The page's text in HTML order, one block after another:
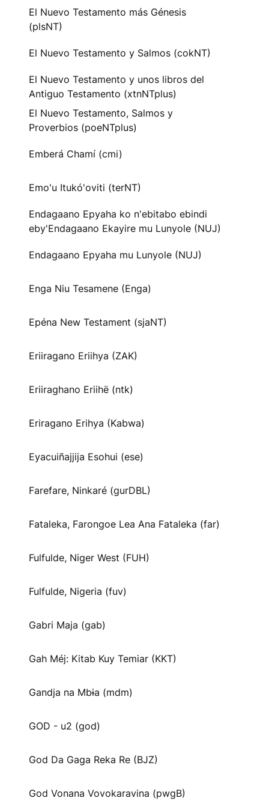
El Nuevo Testamento más Génesis
(plsNT)
El Nuevo Testamento y Salmos (cokNT)
El Nuevo Testamento y unos libros del
Antiguo Testamento (xtnNTplus)
El Nuevo Testamento, Salmos y
Proverbios (poeNTplus)
Emberá Chamí (cmi)
Emo'u Itukó'oviti (terNT)
Endagaano Epyaha ko n'ebitabo ebindi
eby'Endagaano Ekayire mu Lunyole (NUJ)
Endagaano Epyaha mu Lunyole (NUJ)
Enga Niu Tesamene (Enga)
Epéna New Testament (sjaNT)
Eriiragano Eriihya (ZAK)
Eriiraghano Eriihë (ntk)
Eriragano Erihya (Kabwa)
Eyacuiñajjija Esohui (ese)
Farefare, Ninkaré (gurDBL)
Fataleka, Farongoe Lea Ana Fataleka (far)
Fulfulde, Niger West (FUH)
Fulfulde, Nigeria (fuv)
Gabri Maja (gab)
Gah Méj: Kitab Kuy Temiar (KKT)
Gandja na Mbɨa (mdm)
GOD - u2 (god)
God Da Gaga Reka Re (BJZ)
God Vonana Vovokaravina (pwgB)